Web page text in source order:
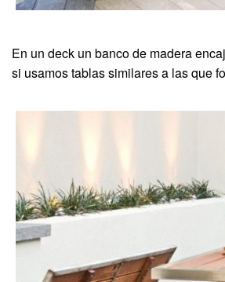
En un deck un banco de madera
si usamos tablas similares a las que